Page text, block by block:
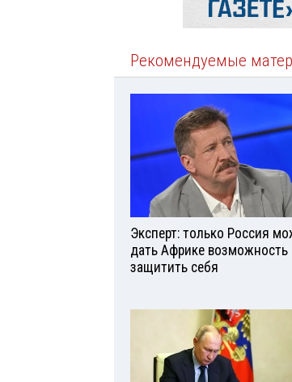
Рекомендуемые
Эксперт: только Россия
дать Африке возможность
защитить себя